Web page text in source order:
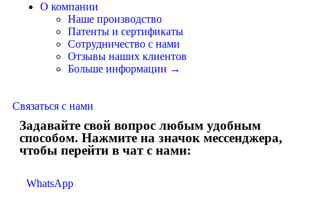
О компании
Наше производство
Патенты и сертификаты
Сотрудничество с нами
Отзывы наших клиентов
Больше информации →
Связаться с нами
Задавайте свой вопрос любым удобным
способом. Нажмите на значок мессенджера,
чтобы перейти в чат с нами:
WhatsApp